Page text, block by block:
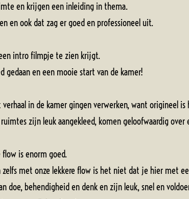
en krijgen een inleiding in thema.
en ook dat zag er goed en professioneel uit.
intro filmpje te zien krijgt.
gedaan en een mooie start van de kamer!
in de kamer gingen verwerken, want origineel
zijn leuk aangekleed, komen geloofwaardig over
is enorm goed.
zelfs met onze lekkere flow is het niet dat je hier met
doe, behendigheid en denk en zijn leuk, snel en